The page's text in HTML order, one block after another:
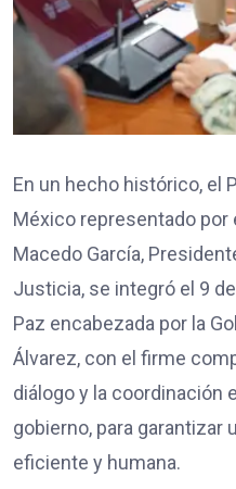
En un hecho histórico, el
México representado
Macedo García,
Justicia, se integró el 9
Paz encabezada por la
Álvarez, con el firme
diálogo y la coordinación
gobierno, para garantizar
eficiente y humana.